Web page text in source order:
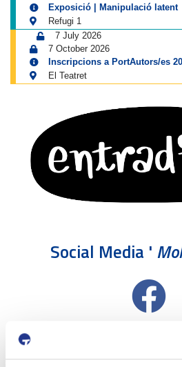
Exposició | Manipulació latent
Refugi 1
7 July 2026
7 October 2026
Inscripcions a PortAutors/es
El Teatret
Social Media '